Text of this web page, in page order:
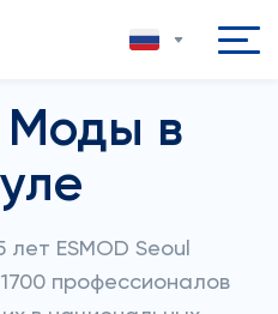
Моды в
ESMOD Seoul
профессионалов